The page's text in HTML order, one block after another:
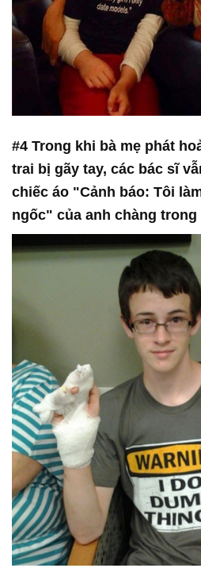
#4 Trong khi bà mẹ phát
trai bị gãy tay, các bác sĩ
chiếc áo "Cảnh báo: Tôi
ngốc" của anh chàng trong